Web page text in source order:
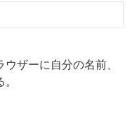
ザーに自分の名前、